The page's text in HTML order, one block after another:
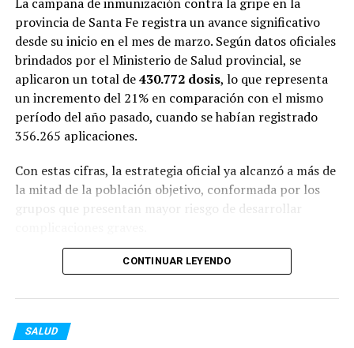
TEMAS RELACIONADOS:
SIGUENTE
Qué buen momento para pensar… para pensar diferente
ANTERIOR
Científicos demuestran que el lavado de manos sigue
Limpiadores universales y desinfectantes.
Insecticidas de uso doméstico.
Aromatizantes de ambiente.
Artículos para el acabado y embellecimiento de
superficies.
Desde el organismo fiscalizador remarcaron que la
procesos de fabricación de estos insumos.
provincia de Santa Fe registra un avance significativo
desde su inicio en el mes de marzo. Según datos oficiales
brindados por el Ministerio de Salud provincial, se
aplicaron un total de430.772 dosis, lo que representa
un incremento del 21% en comparación con el mismo
período del año pasado, cuando se habían registrado
356.265 aplicaciones.
Con estas cifras, la estrategia oficial ya alcanzó a más de
la mitad de la población objetivo, conformada por los
grupos que presentan mayor riesgo de desarrollar
Al respecto, la ministra de Salud provincial,
estratégicamente para prevenir el impacto invernal:
CONTINUAR LEYENDO
SALUD